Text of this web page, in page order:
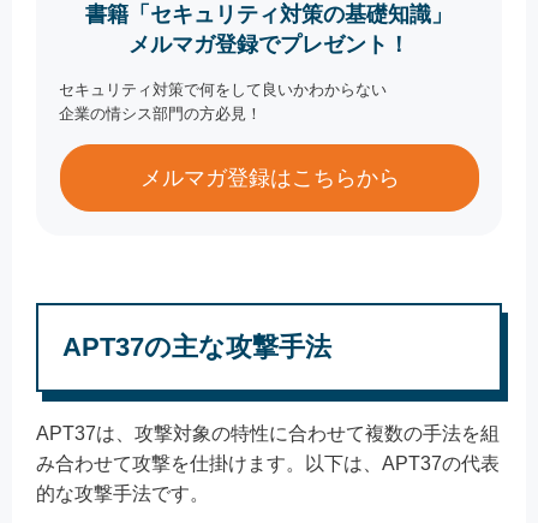
書籍「セキュリティ対策の基礎知識」
メルマガ登録でプレゼント！
セキュリティ対策で何をして良いかわからない
企業の情シス部門の方必見！
メルマガ登録はこちらから
APT37の主な攻撃手法
APT37は、攻撃対象の特性に合わせて複数の手法を組
み合わせて攻撃を仕掛けます。以下は、APT37の代表
的な攻撃手法です。